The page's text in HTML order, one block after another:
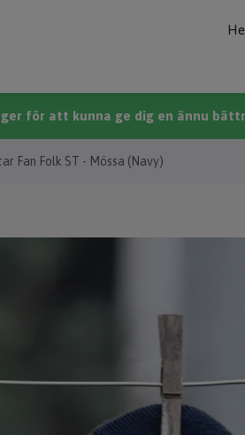
för att kunna ge dig en ännu
Fan Folk ST - Mössa (Navy)